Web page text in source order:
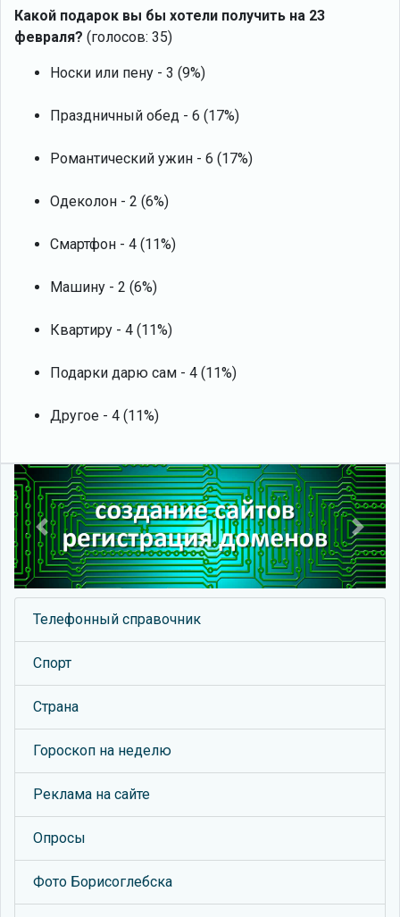
Какой подарок вы бы хотели получить на 23
февраля? (голосов: 35)
Носки или пену - 3 (9%)
Праздничный обед - 6 (17%)
Романтический ужин - 6 (17%)
Одеколон - 2 (6%)
Смартфон - 4 (11%)
Машину - 2 (6%)
Квартиру - 4 (11%)
Подарки дарю сам - 4 (11%)
Другое - 4 (11%)
Previous Next
Телефонный справочник
Спорт
Страна
Гороскоп на неделю
Реклама на сайте
Опросы
Фото Борисоглебска